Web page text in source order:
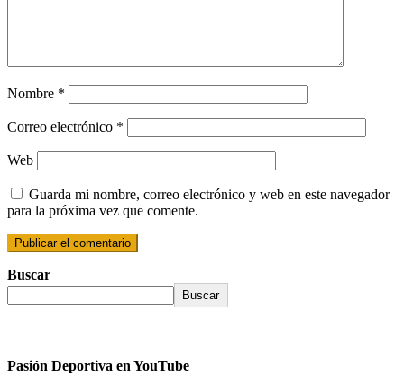
Nombre *
Correo electrónico *
Web
Guarda mi nombre, correo electrónico y web en este navegador
para la próxima vez que comente.
Buscar
Buscar
Pasión Deportiva en YouTube